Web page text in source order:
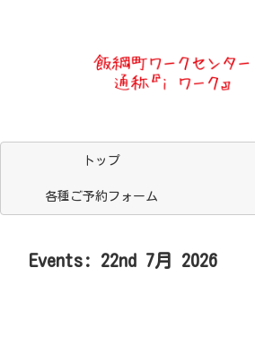
トップ
各種ご予約フォーム
Events: 22nd 7月 2026